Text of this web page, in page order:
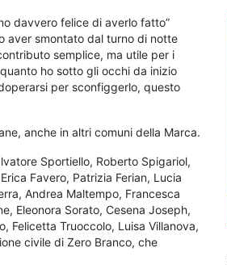
davvero felice di averlo fatto”
aver smontato dal turno di notte
semplice, ma utile per i
ho sotto gli occhi da inizio
per sconfiggerlo, questo
anche in altri comuni della Marca.
Sportiello, Roberto Spigariol,
Favero, Patrizia Ferian, Lucia
Andrea Maltempo, Francesca
Eleonora Sorato, Cesena Joseph,
Felicetta Truoccolo, Luisa Villanova,
civile di Zero Branco, che